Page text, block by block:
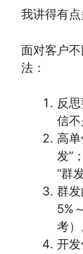
我讲得有点
面对客户
法：
反
信不
高
发”
“群发
群
5%
考）
开